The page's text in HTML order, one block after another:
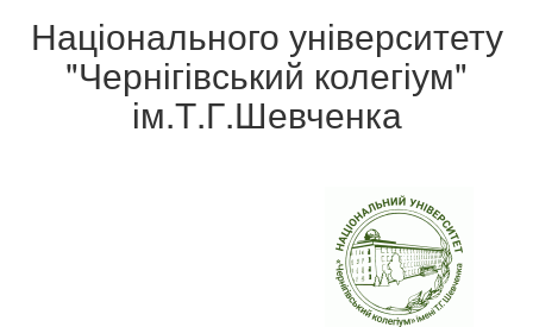
Національного університету
"Чернігівський колегіум"
ім.Т.Г.Шевченка